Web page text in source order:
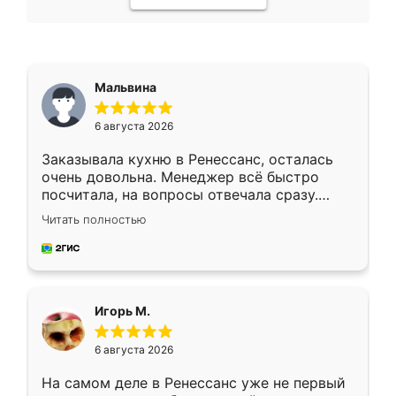
Мальвина
6 августа 2026
Заказывала кухню в Ренессанс, осталась
очень довольна. Менеджер всё быстро
посчитала, на вопросы отвечала сразу.
Замерщик приехал в субботу, подошёл к
делу со всей ответственностью. Собрали
за день, ребята работали аккуратно, даже
Читать полностью
Игорь М.
6 августа 2026
На самом деле в Ренессанс уже не первый